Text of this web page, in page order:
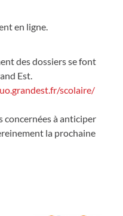
en ligne.
des dossiers se font
Est.
scolaire/
concernées à anticiper
la prochaine